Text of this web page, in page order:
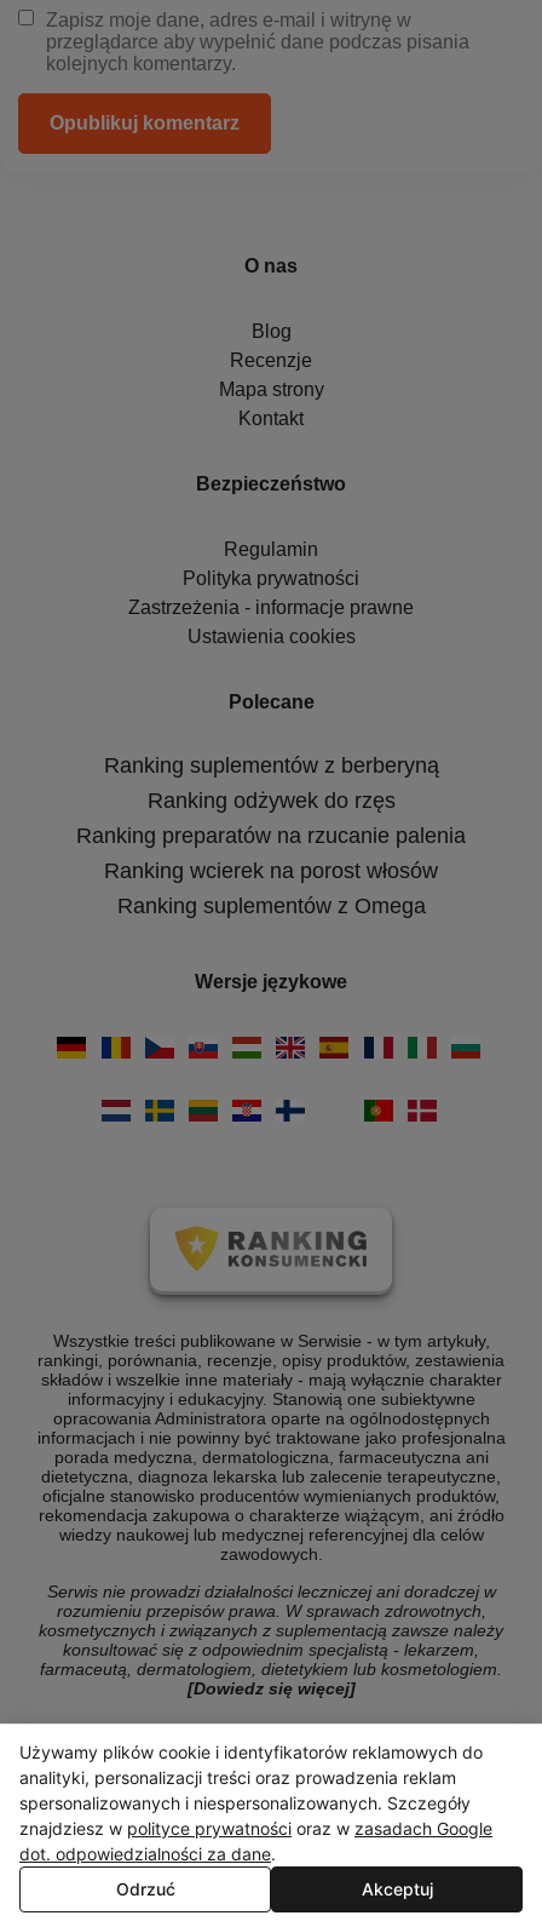
Zapisz moje dane, adres e-mail i witrynę w
przeglądarce aby wypełnić dane podczas pisania
kolejnych komentarzy.
Opublikuj komentarz
O nas
Blog
Recenzje
Mapa strony
Kontakt
Bezpieczeństwo
Regulamin
Polityka prywatności
Zastrzeżenia - informacje prawne
Ustawienia cookies
Polecane
Ranking suplementów z berberyną
Ranking odżywek do rzęs
Ranking preparatów na rzucanie palenia
Ranking wcierek na porost włosów
Ranking suplementów z Omega
Wersje językowe
Wszystkie treści publikowane w Serwisie - w tym artykuły,
rankingi, porównania, recenzje, opisy produktów, zestawienia
składów i wszelkie inne materiały - mają wyłącznie charakter
informacyjny i edukacyjny. Stanowią one subiektywne
opracowania Administratora oparte na ogólnodostępnych
informacjach i nie powinny być traktowane jako profesjonalna
porada medyczna, dermatologiczna, farmaceutyczna ani
dietetyczna, diagnoza lekarska lub zalecenie terapeutyczne,
oficjalne stanowisko producentów wymienianych produktów,
rekomendacja zakupowa o charakterze wiążącym, ani źródło
wiedzy naukowej lub medycznej referencyjnej dla celów
zawodowych.
Serwis nie prowadzi działalności leczniczej ani doradczej w
rozumieniu przepisów prawa. W sprawach zdrowotnych,
kosmetycznych i związanych z suplementacją zawsze należy
konsultować się z odpowiednim specjalistą - lekarzem,
farmaceutą, dermatologiem, dietetykiem lub kosmetologiem.
[Dowiedz się więcej]
© Copyright 2026 ranking-konsumencki.pl
Używamy plików cookie i identyfikatorów reklamowych do
analityki, personalizacji treści oraz prowadzenia reklam
spersonalizowanych i niespersonalizowanych. Szczegóły
znajdziesz w polityce prywatności oraz w zasadach Google
dot. odpowiedzialności za dane.
Odrzuć
Akceptuj